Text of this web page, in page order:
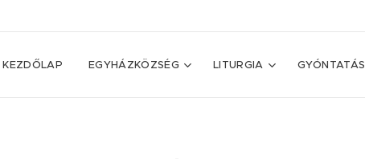
KEZDŐLAP EGYHÁZKÖZSÉG LITURGIA GYÓNTATÁS